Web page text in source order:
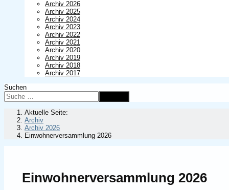
Archiv 2026
Archiv 2025
Archiv 2024
Archiv 2023
Archiv 2022
Archiv 2021
Archiv 2020
Archiv 2019
Archiv 2018
Archiv 2017
Suchen
Aktuelle Seite:
Archiv
Archiv 2026
Einwohnerversammlung 2026
Einwohnerversammlung 2026